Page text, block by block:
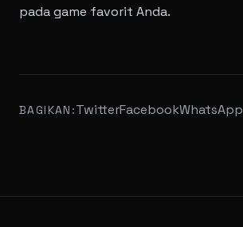
pada game favorit Anda.
BAGIKAN:TwitterFacebookWhatsApp